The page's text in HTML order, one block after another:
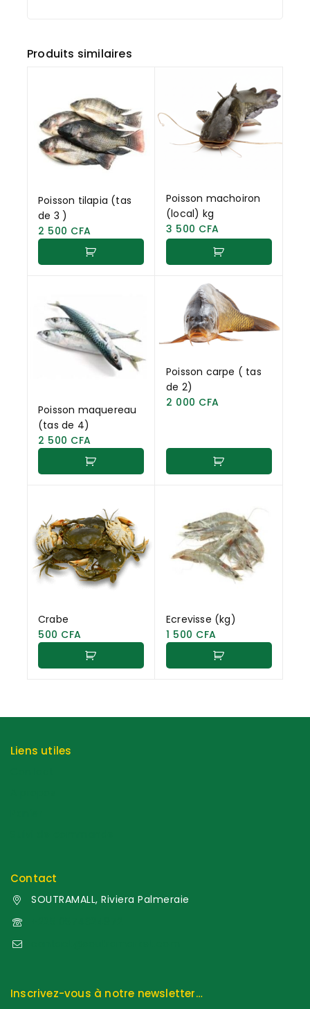
Produits similaires
Poisson tilapia (tas
de 3 )
2 500 CFA
Poisson machoiron
(local) kg
3 500 CFA
Poisson maquereau
(tas de 4)
2 500 CFA
Poisson carpe ( tas
de 2)
2 000 CFA
Crabe
500 CFA
Ecrevisse (kg)
1 500 CFA
Liens utiles
Contact
SOUTRAMALL, Riviera Palmeraie
Inscrivez-vous à notre newsletter…